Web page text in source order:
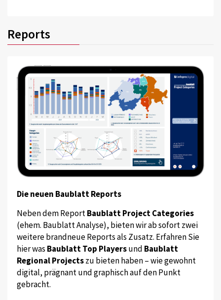
Reports
Die neuen Baublatt Reports
Neben dem ReportBaublatt Project Categories
(ehem. Baublatt Analyse), bieten wir ab sofort zwei
weitere brandneue Reports als Zusatz. Erfahren Sie
hier was Baublatt Top Playersund Baublatt
Regional Projectszu bieten haben – wie gewohnt
digital, prägnant und graphisch auf den Punkt
gebracht.